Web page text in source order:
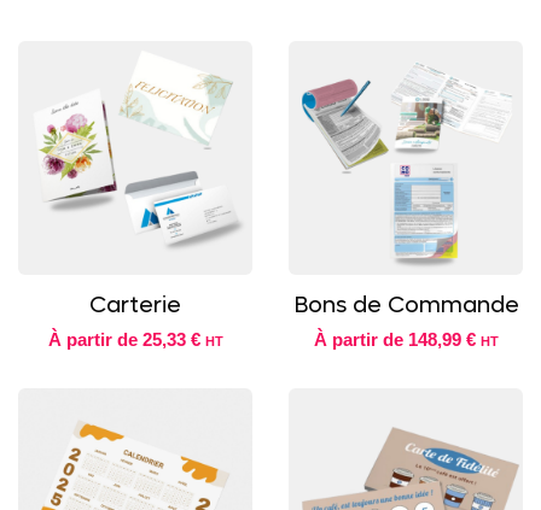
Carterie
À partir de 25,33 € HT
Bons de Commande
À partir de 148,99 € HT